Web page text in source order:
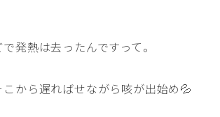
発熱は去ったんですって。
こから遅ればせながら咳が出始め💦